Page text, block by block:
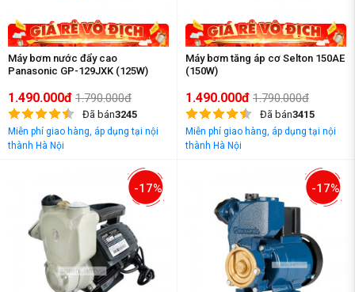
Máy bơm nước đẩy cao
Panasonic GP-129JXK (125W)
1.490.000đ 1.790.000đ
Đã bán3245
Miễn phí giao hàng, áp dụng tại nội
thành Hà Nội
Máy bơm tăng áp cơ Selton 150AE
(150W)
1.490.000đ 1.790.000đ
Đã bán3415
Miễn phí giao hàng, áp dụng tại nội
thành Hà Nội
-17% -17%